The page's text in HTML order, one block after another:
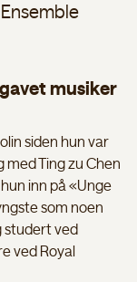
musiker
siden hun var
med Ting zu Chen
inn på «Unge
som noen
studert ved
ved Royal